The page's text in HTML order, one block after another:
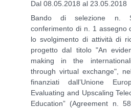
Dal 08.05.2018 al 23.05.2018
Bando di selezione n.
conferimento di n. 1 assegno
lo svolgimento di attività di
progetto dal titolo "An
making in the
through virtual exchange",
finanziati dall’Unione
Evaluating and Upscaling
Education” (Agreement n.